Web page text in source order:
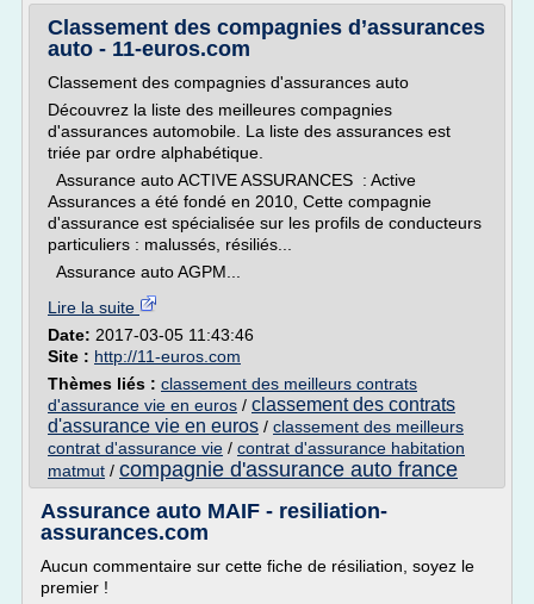
Classement des compagnies d’assurances
auto - 11-euros.com
Classement des compagnies d'assurances auto
Découvrez la liste des meilleures compagnies
d'assurances automobile. La liste des assurances est
triée par ordre alphabétique.
Assurance auto ACTIVE ASSURANCES : Active
Assurances a été fondé en 2010, Cette compagnie
d'assurance est spécialisée sur les profils de conducteurs
particuliers : malussés, résiliés...
Assurance auto AGPM...
Lire la suite
Date: 2017-03-05 11:43:46
Site : http://11-euros.com
Thèmes liés : classement des meilleurs contrats
d'assurance vie en euros / classement des contrats
d'assurance vie en euros / classement des meilleurs
contrat d'assurance vie / contrat d'assurance habitation
matmut / compagnie d'assurance auto france
Assurance auto MAIF - resiliation-
assurances.com
Aucun commentaire sur cette fiche de résiliation, soyez le
premier !